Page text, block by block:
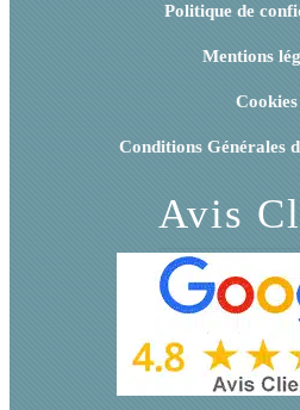
Politique de
Mentions
Cookies
Conditions Générales
Avis